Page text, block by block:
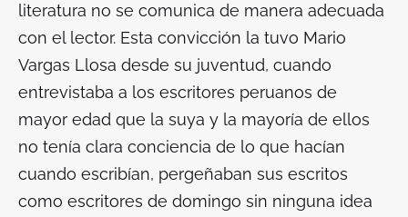
literatura no se comunica de manera adecuada
con el lector. Esta convicción la tuvo Mario
Vargas Llosa desde su juventud, cuando
entrevistaba a los escritores peruanos de
mayor edad que la suya y la mayoría de ellos
no tenía clara conciencia de lo que hacían
cuando escribían, pergeñaban sus escritos
como escritores de domingo sin ninguna idea